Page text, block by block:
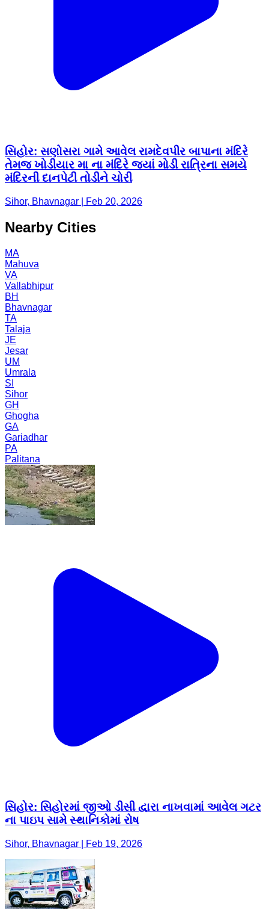
સિહોર: સણોસરા ગામે આવેલ રામદેવપીર બાપાના મંદિરે
તેમજ ખોડીયાર મા ના મંદિરે જ્યાં મોડી રાત્રિના સમયે
મંદિરની દાનપેટી તોડીને ચોરી
Sihor, Bhavnagar | Feb 20, 2026
Nearby Cities
MA
Mahuva
VA
Vallabhipur
BH
Bhavnagar
TA
Talaja
JE
Jesar
UM
Umrala
SI
Sihor
GH
Ghogha
GA
Gariadhar
PA
Palitana
સિહોર: સિહોરમાં જીઓ ડીસી દ્વારા નાખવામાં આવેલ ગટર
ના પાઇપ સામે સ્થાનિકોમાં રોષ
Sihor, Bhavnagar | Feb 19, 2026